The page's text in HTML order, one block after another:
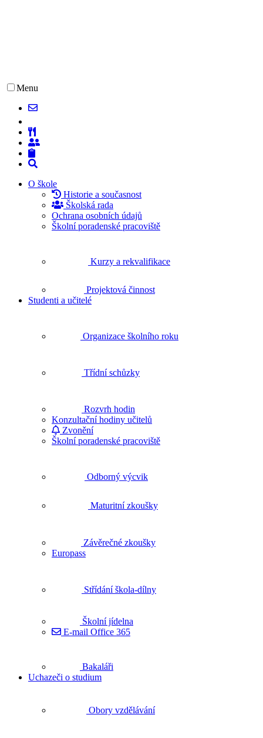
Menu
O škole
Historie a současnost
Školská rada
Ochrana osobních údajů
Školní poradenské pracoviště
Kurzy a rekvalifikace
Projektová činnost
Studenti a učitelé
Organizace školního roku
Třídní schůzky
Rozvrh hodin
Konzultační hodiny učitelů
Zvonění
Školní poradenské pracoviště
Odborný výcvik
Maturitní zkoušky
Závěrečné zkoušky
Europass
Střídání škola-dílny
Školní jídelna
E-mail Office 365
Bakaláři
Uchazeči o studium
Obory vzdělávání